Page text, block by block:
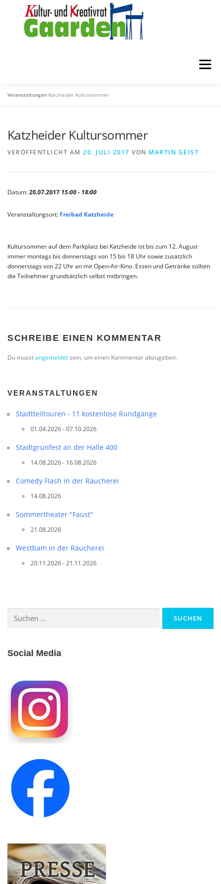
Menü
MITGLIEDER KONTAKT
Veranstaltungen Katzheider Kultursommer
Katzheider Kultursommer
VERÖFFENTLICHT AM 20. JULI 2017 VON MARTIN GEIST
Datum:20.07.2017 15:00 - 18:00
Veranstaltungsort: Freibad Katzheide
Kultursommer auf dem Parkplatz bei Katzheide ist bis zum 12. August
immer montags bis donnerstags von 15 bis 18 Uhr sowie zusätzlich
donnerstags von 22 Uhr an mit Open-Air-Kino. Essen und Getränke sollten
die Teilnehmer grundsätzlich selbst mitbringen.
SCHREIBE EINEN KOMMENTAR
Du musstangemeldetsein, um einen Kommentar abzugeben.
VERANSTALTUNGEN
Stadtteil­touren - 11 kostenlose Rundgänge
01.04.2026 - 07.10.2026
Stadtgrünfest an der Halle 400
14.08.2026 - 16.08.2026
Comedy Flash in der Räucherei
14.08.2026
Sommertheater "Faust"
21.08.2026
Westbam in der Räucherei
20.11.2026 - 21.11.2026
nach:
Social Media